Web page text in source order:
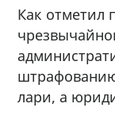
Как отметил
лари, а